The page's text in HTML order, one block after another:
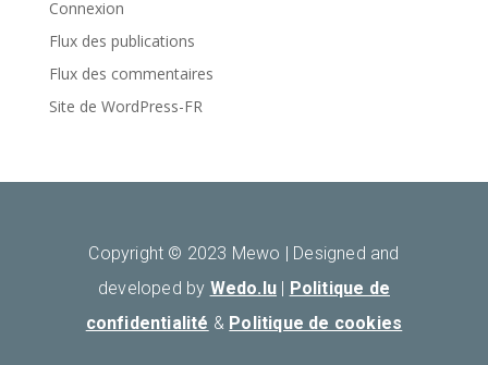
Connexion
Flux des publications
Flux des commentaires
Site de WordPress-FR
Copyright © 2023 Mewo | Designed and
developed by Wedo.lu| Politique de
confidentialité & Politique de cookies